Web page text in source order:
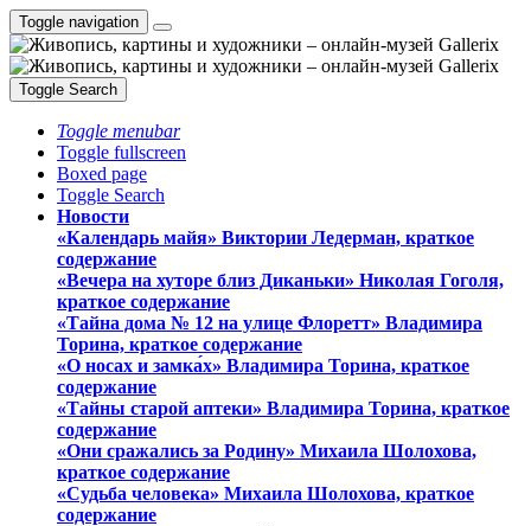
Toggle navigation
Toggle Search
Toggle menubar
Toggle fullscreen
Boxed page
Toggle Search
Новости
«Календарь майя» Виктории Ледерман, краткое
содержание
«Вечера на хуторе близ Диканьки» Николая Гоголя,
краткое содержание
«Тайна дома № 12 на улице Флоретт» Владимира
Торина, краткое содержание
«О носах и замка́х» Владимира Торина, краткое
содержание
«Тайны старой аптеки» Владимира Торина, краткое
содержание
«Они сражались за Родину» Михаила Шолохова,
краткое содержание
«Судьба человека» Михаила Шолохова, краткое
содержание